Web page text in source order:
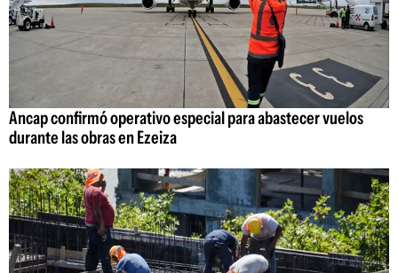
Ancap confirmó operativo especial para abastecer vuelos
durante las obras en Ezeiza